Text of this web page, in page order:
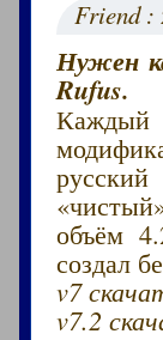
Friend :
Нужен
Rufus.
Каждый
объём
создал
v7
v7.2